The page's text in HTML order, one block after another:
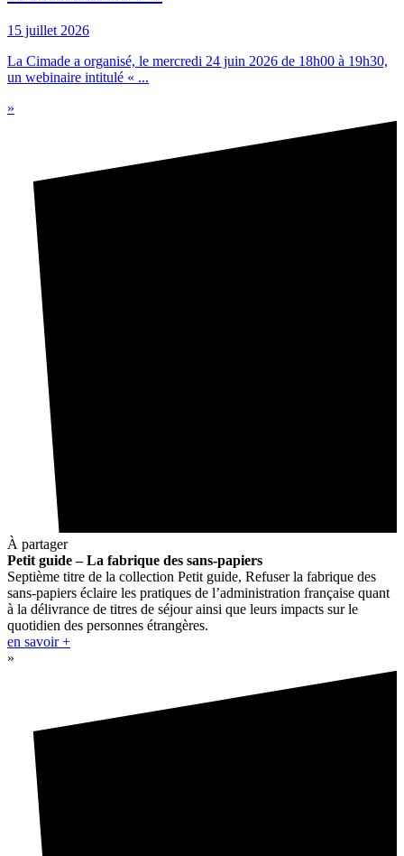
15 juillet 2026
La Cimade a organisé, le mercredi 24 juin 2026 de 18h00 à 19h30,
un webinaire intitulé « ...
»
À partager
Petit guide – La fabrique des sans-papiers
Septième titre de la collection Petit guide, Refuser la fabrique des
sans-papiers éclaire les pratiques de l’administration française quant
à la délivrance de titres de séjour ainsi que leurs impacts sur le
quotidien des personnes étrangères.
en savoir +
»